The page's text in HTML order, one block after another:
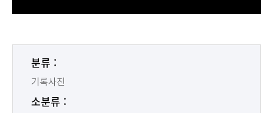
분류 :
기록사진
소분류 :